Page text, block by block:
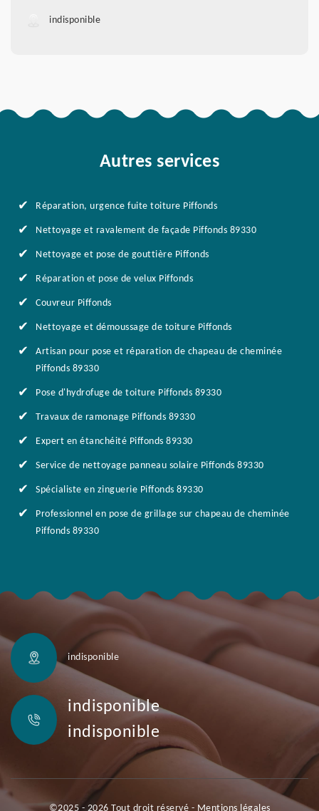
indisponible
Autres services
Réparation, urgence fuite toiture Piffonds
Nettoyage et ravalement de façade Piffonds 89330
Nettoyage et pose de gouttière Piffonds
Réparation et pose de velux Piffonds
Couvreur Piffonds
Nettoyage et démoussage de toiture Piffonds
Artisan pour pose et réparation de chapeau de cheminée
Piffonds 89330
Pose d'hydrofuge de toiture Piffonds 89330
Travaux de ramonage Piffonds 89330
Expert en étanchéité Piffonds 89330
Service de nettoyage panneau solaire Piffonds 89330
Spécialiste en zinguerie Piffonds 89330
Professionnel en pose de grillage sur chapeau de cheminée
Piffonds 89330
indisponible
indisponible
indisponible
©2025 - 2026 Tout droit réservé - Mentions légales